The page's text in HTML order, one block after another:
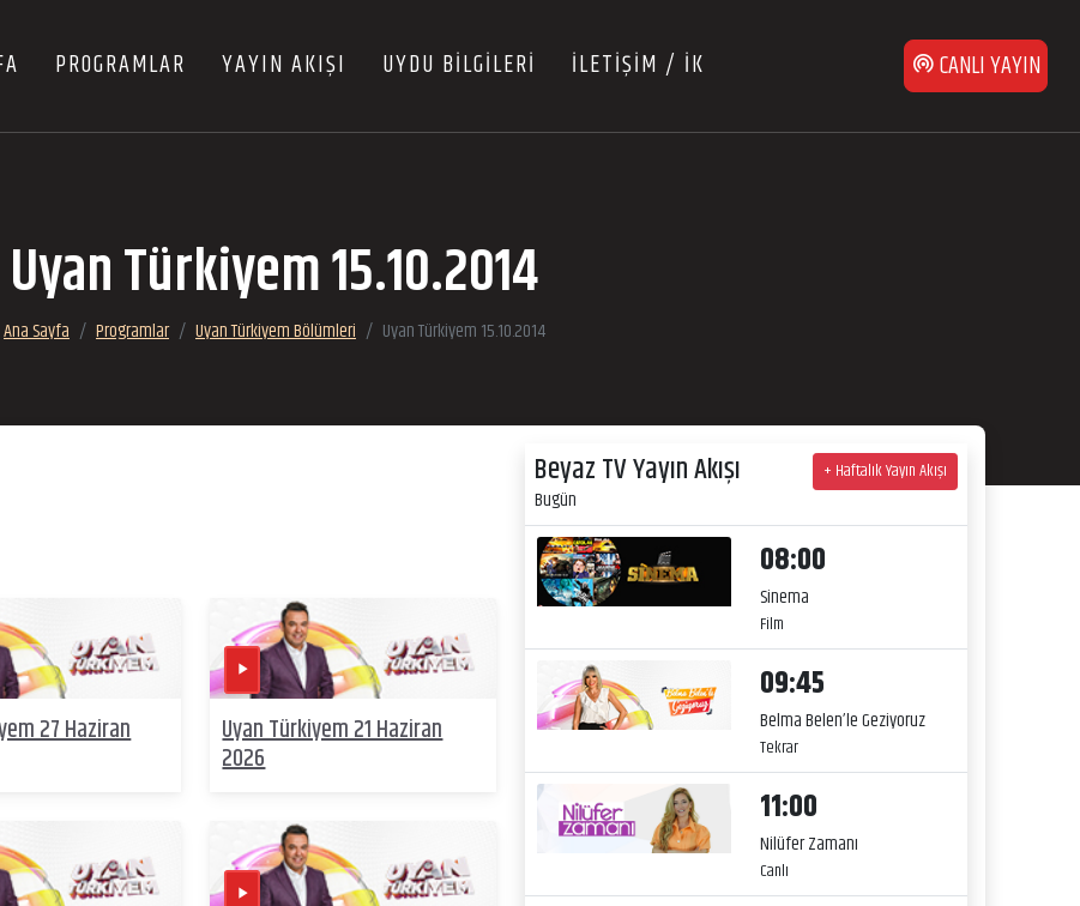
PROGRAMLAR YAYIN AKIŞI UYDU BİLGİLERİ İLETİŞİM / İK CANLI YAYIN
Uyan Türkiyem 15.10.2014
Ana Sayfa Programlar Uyan Türkiyem Bölümleri Uyan Türkiyem 15.10.2014
27 Haziran Uyan Türkiyem 21 Haziran
2026
Beyaz TV Yayın Akışı
Bugün
+ Haftalık Yayın Akışı
08:00
Sinema
Film
09:45
Belma Belen’le Geziyoruz
Tekrar
11:00
Nilüfer Zamanı
Canlı